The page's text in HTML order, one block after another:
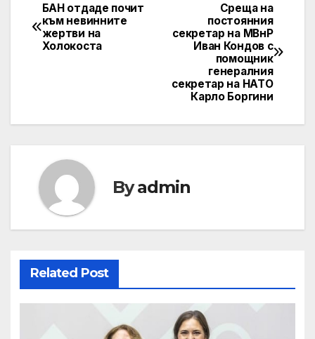
Post
navigation
Среща на
постоянния
секретар на МВнР
Иван Кондов с
помощник
генералния
секретар на НАТО
Карло Боргини
БАН отдаде почит
към невинните
жертви на
Холокоста
Byadmin
Related Post